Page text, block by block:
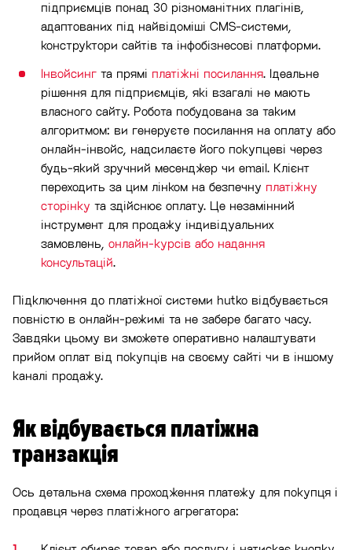
підприємців понад 30 різноманітних плагінів,
адаптованих під найвідоміші CMS-системи,
конструктори сайтів та інфобізнесові платформи.
Інвойсинг та прямі платіжні посилання. Ідеальне
рішення для підприємців, які взагалі не мають
власного сайту. Робота побудована за таким
алгоритмом: ви генеруєте посилання на оплату або
онлайн-інвойс, надсилаєте його покупцеві через
будь-який зручний месенджер чи email. Клієнт
переходить за цим лінком на безпечну платіжну
сторінку та здійснює оплату. Це незамінний
інструмент для продажу індивідуальних
замовлень, онлайн-курсів або надання
консультацій.
Підключення до платіжної системи hutko відбувається
повністю в онлайн-режимі та не забере багато часу.
Завдяки цьому ви зможете оперативно налаштувати
прийом оплат від покупців на своєму сайті чи в іншому
каналі продажу.
Як відбувається платіжна
транзакція
Ось детальна схема проходження платежу для покупця і
продавця через платіжного агрегатора: